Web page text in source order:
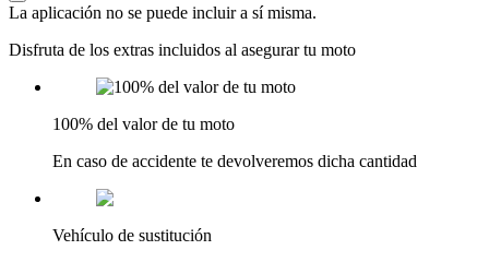
La aplicación no se puede incluir a sí misma.
Disfruta de los extras incluidos al asegurar tu moto
100% del valor de tu moto
En caso de accidente te devolveremos dicha cantidad
Vehículo de sustitución